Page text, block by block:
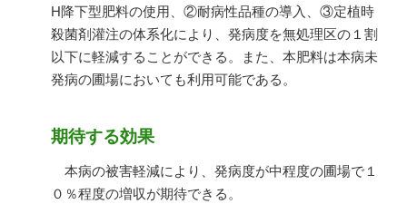
H降下型肥料の使用、②耐病性品種の導入、③定植時
殺菌剤灌注の体系化により、発病度を無処理区の１割
以下に軽減することができる。また、本肥料は本病未
発病の圃場においても利用可能である。
期待する効果
本病の被害軽減により、発病度が中程度の圃場で１
０％程度の増収が期待できる。